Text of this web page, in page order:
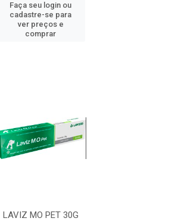
Faça seu login ou
cadastre-se para
ver preços e
comprar
LAVIZ MO PET 30G